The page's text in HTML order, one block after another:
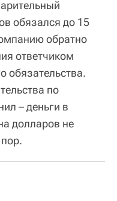
обязался до 15
обратно
ответчиком
обязательства.
по
– деньги в
долларов не